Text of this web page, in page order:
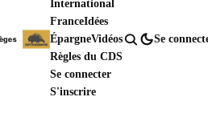
International
FranceIdées
ÉpargneVidéos
Règles du CDS
Se connecter
S'inscrire
Se